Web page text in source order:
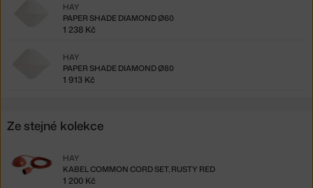
PAPER SHADE DIAMOND Ø60
HAY
1 238 Kč
PAPER SHADE DIAMOND Ø80
HAY
1 913 Kč
Ze stejné kolekce
KABEL COMMON CORD SET, RUSTY RED
HAY
1 200 Kč